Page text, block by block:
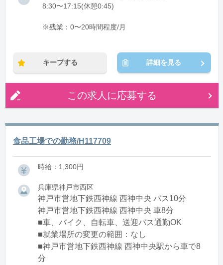
8:30〜17:15(休憩0:45)
※残業：0〜20時間程度/月
キープする 詳細を見る
この求人に応募する
食品工場での勤務/H117709
時給：1,300円
兵庫県神戸市西区
神戸市営地下鉄西神線 西神中央 バス10分
神戸市営地下鉄西神線 西神中央 車8分
■車、バイク、自転車、送迎バス通勤OK
■就業場所の変更の範囲：なし
■神戸市営地下鉄西神線 西神中央駅から車で8
分